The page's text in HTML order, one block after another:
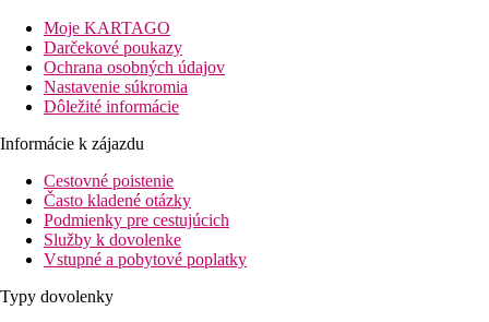
Valtos a 100 m do centra Pargy, udržiavané okolie so zeleňou,
pokojné ubytovanie, ideálne pre relaxáciu mimo rušného centra.
Pláž
Mestská piesočná pláž pozvoľna sa zvažujúca do mora s
400m alebo pláž Valtos cca 500m
Vzdialenosti
100 m
Centrum mesta
67 km
Vzdialenosť od najbližšieho letiska
Moje KARTAGO
Darčekové poukazy
Ochrana osobných údajov
Nastavenie súkromia
Dôležité informácie
Informácie k zájazdu
Cestovné poistenie
Často kladené otázky
Podmienky pre cestujúcich
Služby k dovolenke
Vstupné a pobytové poplatky
Typy dovolenky